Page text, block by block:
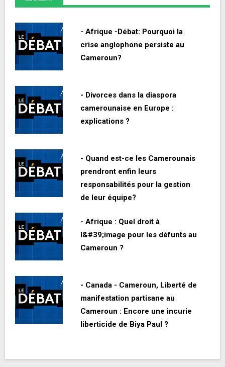
- Afrique -Débat: Pourquoi la
crise anglophone persiste au
Cameroun?
- Divorces dans la diaspora
camerounaise en Europe :
explications ?
- Quand est-ce les Camerounais
prendront enfin leurs
responsabilités pour la gestion
de leur équipe?
- Afrique : Quel droit à
l&#39;image pour les défunts au
Cameroun ?
- Canada - Cameroun, Liberté de
manifestation partisane au
Cameroun : Encore une incurie
liberticide de Biya Paul ?